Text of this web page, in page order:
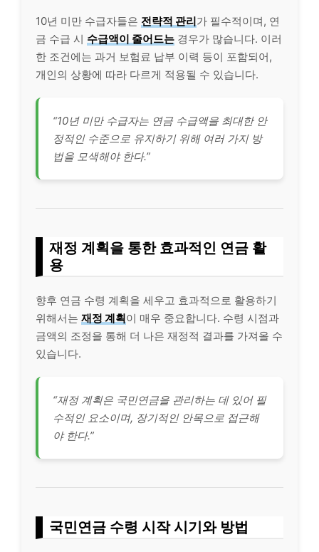
10년 미만 수급자들은 전략적 관리가 필수적이며, 연
금 수급 시 수급액이 줄어드는 경우가 많습니다. 이러
한 조건에는 과거 보험료 납부 이력 등이 포함되어,
개인의 상황에 따라 다르게 적용될 수 있습니다.
“10년 미만 수급자는 연금 수급액을 최대한 안
정적인 수준으로 유지하기 위해 여러 가지 방
법을 모색해야 한다.”
재정 계획을 통한 효과적인 연금 활
용
향후 연금 수령 계획을 세우고 효과적으로 활용하기
위해서는 재정 계획이 매우 중요합니다. 수령 시점과
금액의 조정을 통해 더 나은 재정적 결과를 가져올 수
있습니다.
“재정 계획은 국민연금을 관리하는 데 있어 필
수적인 요소이며, 장기적인 안목으로 접근해
야 한다.”
국민연금 수령 시작 시기와 방법